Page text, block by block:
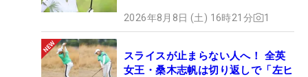
2026年8月8日 (土) 16時21分 1
スライスが止まらない人へ！ 全英
女王・桑木志帆は切り返しで「左ヒ